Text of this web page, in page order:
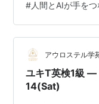
校長のルクシアで
ん…
#人間とAIが手をつ
アウロステル学
ユキT英検1級
14(Sat)